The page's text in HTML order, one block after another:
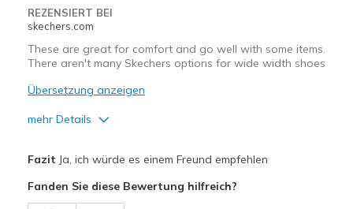
REZENSIERT BEI
skechers.com
These are great for comfort and go well with some items.
There aren't many Skechers options for wide width shoes
Übersetzung anzeigen
mehr Details
Breathe Well
Fazit Ja, ich würde es einem Freund empfehlen
Fanden Sie diese Bewertung hilfreich?